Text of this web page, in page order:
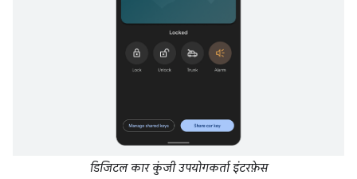
डिजिटल कार कुंजी उपयोगकर्ता इंटरफ़ेस